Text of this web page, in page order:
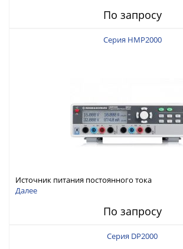
По запросу
Серия HMP2000
Источник питания постоянного тока
Далее
По запросу
Серия DP2000